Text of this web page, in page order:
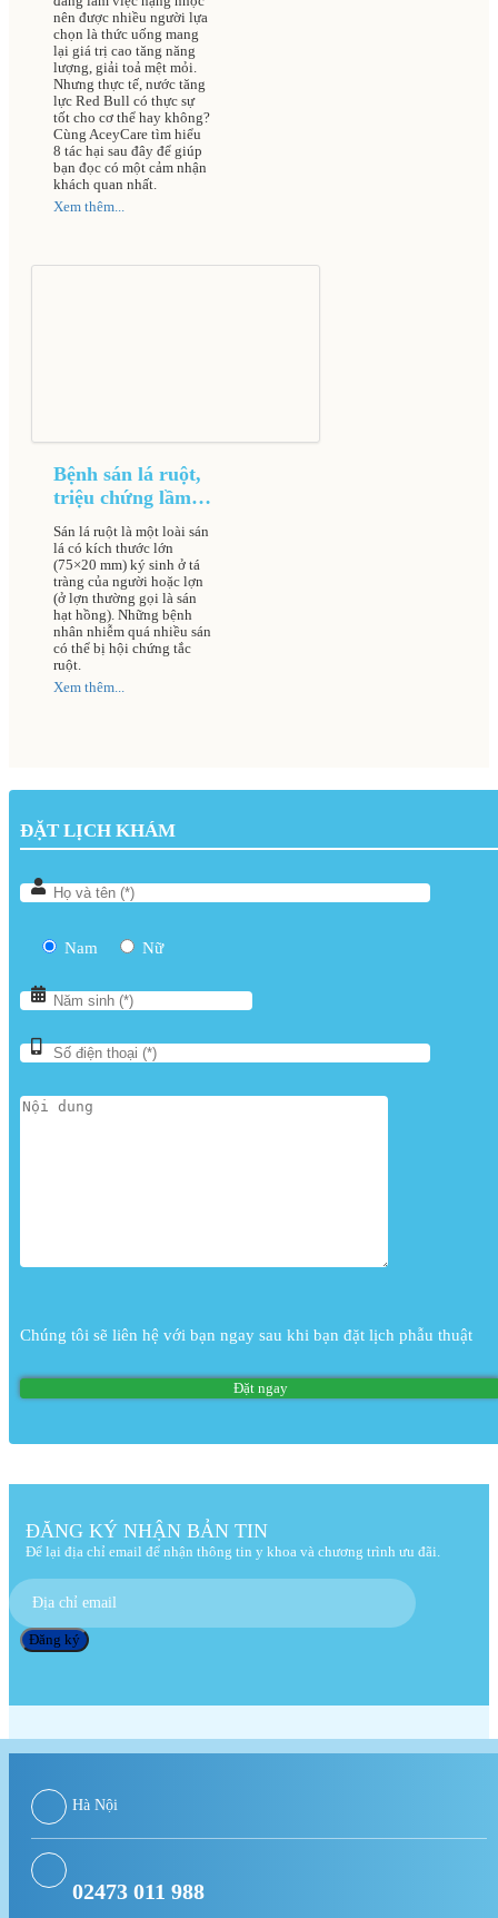
nên được nhiều người lựa
chọn là thức uống mang
lại giá trị cao tăng năng
lượng, giải toả mệt mỏi.
Nhưng thực tế, nước tăng
lực Red Bull có thực sự
tốt cho cơ thể hay không?
Cùng AceyCare tìm hiểu
8 tác hại sau đây để giúp
bạn đọc có một cảm nhận
khách quan nhất.
Xem thêm...
Bệnh sán lá ruột,
triệu chứng lầm
trị
Sán lá ruột là một loài sán
lá có kích thước lớn
(75×20 mm) ký sinh ở tá
tràng của người hoặc lợn
(ở lợn thường gọi là sán
hạt hồng). Những bệnh
nhân nhiễm quá nhiều sán
có thể bị hội chứng tắc
ruột.
Xem thêm...
ĐẶT LỊCH KHÁM
Nam Nữ
Chúng tôi sẽ liên hệ với bạn ngay sau khi bạn đặt lịch phẫu thuật
ĐĂNG KÝ NHẬN BẢN TIN
Để lại địa chỉ email để nhận thông tin y khoa và chương trình ưu đãi.
Hà Nội
02473 011 988